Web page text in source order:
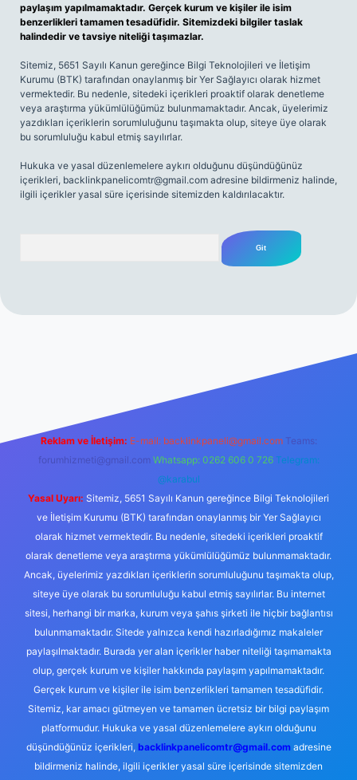
paylaşım yapılmamaktadır. Gerçek kurum ve kişiler ile isim
benzerlikleri tamamen tesadüfidir. Sitemizdeki bilgiler taslak
halindedir ve tavsiye niteliği taşımazlar.
Sitemiz, 5651 Sayılı Kanun gereğince Bilgi Teknolojileri ve İletişim
Kurumu (BTK) tarafından onaylanmış bir Yer Sağlayıcı olarak hizmet
vermektedir. Bu nedenle, sitedeki içerikleri proaktif olarak denetleme
veya araştırma yükümlülüğümüz bulunmamaktadır. Ancak, üyelerimiz
yazdıkları içeriklerin sorumluluğunu taşımakta olup, siteye üye olarak
bu sorumluluğu kabul etmiş sayılırlar.
Hukuka ve yasal düzenlemelere aykırı olduğunu düşündüğünüz
içerikleri, backlinkpanelicomtr@gmail.com adresine bildirmeniz halinde,
ilgili içerikler yasal süre içerisinde sitemizden kaldırılacaktır.
Reklam ve İletişim: E-mail: backlinkpaneli@gmail.com Teams:
forumhizmeti@gmail.com Whatsapp: 0262 606 0 726 Telegram:
@karabul
Yasal Uyarı: Sitemiz, 5651 Sayılı Kanun gereğince Bilgi Teknolojileri
ve İletişim Kurumu (BTK) tarafından onaylanmış bir Yer Sağlayıcı
olarak hizmet vermektedir. Bu nedenle, sitedeki içerikleri proaktif
olarak denetleme veya araştırma yükümlülüğümüz bulunmamaktadır.
Ancak, üyelerimiz yazdıkları içeriklerin sorumluluğunu taşımakta olup,
siteye üye olarak bu sorumluluğu kabul etmiş sayılırlar. Bu internet
sitesi, herhangi bir marka, kurum veya şahıs şirketi ile hiçbir bağlantısı
bulunmamaktadır. Sitede yalnızca kendi hazırladığımız makaleler
paylaşılmaktadır. Burada yer alan içerikler haber niteliği taşımamakta
olup, gerçek kurum ve kişiler hakkında paylaşım yapılmamaktadır.
Gerçek kurum ve kişiler ile isim benzerlikleri tamamen tesadüfidir.
Sitemiz, kar amacı gütmeyen ve tamamen ücretsiz bir bilgi paylaşım
platformudur. Hukuka ve yasal düzenlemelere aykırı olduğunu
düşündüğünüz içerikleri, backlinkpanelicomtr@gmail.comadresine
bildirmeniz halinde, ilgili içerikler yasal süre içerisinde sitemizden